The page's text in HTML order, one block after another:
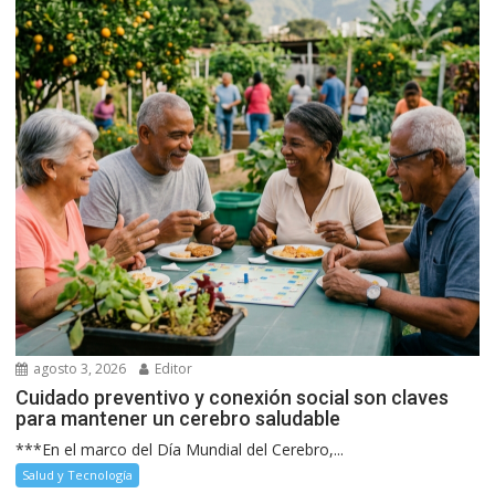
agosto 3, 2026 Editor
Cuidado preventivo y conexión social son claves
para mantener un cerebro saludable
***En el marco del Día Mundial del Cerebro,...
Salud y Tecnología